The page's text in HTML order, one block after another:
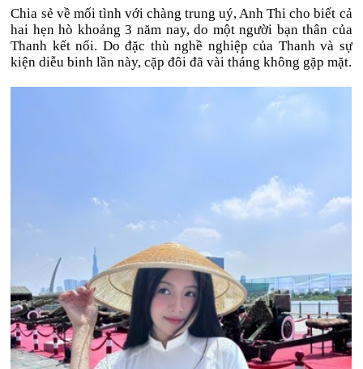
Chia sẻ về mối tình với chàng trung uý, Anh Thi cho biết cả
hai hẹn hò khoảng 3 năm nay, do một người bạn thân của
Thanh kết nối. Do đặc thù nghề nghiệp của Thanh và sự
kiện diễu binh lần này, cặp đôi đã vài tháng không gặp mặt.